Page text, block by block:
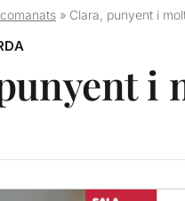
» Clara, punyent i
i